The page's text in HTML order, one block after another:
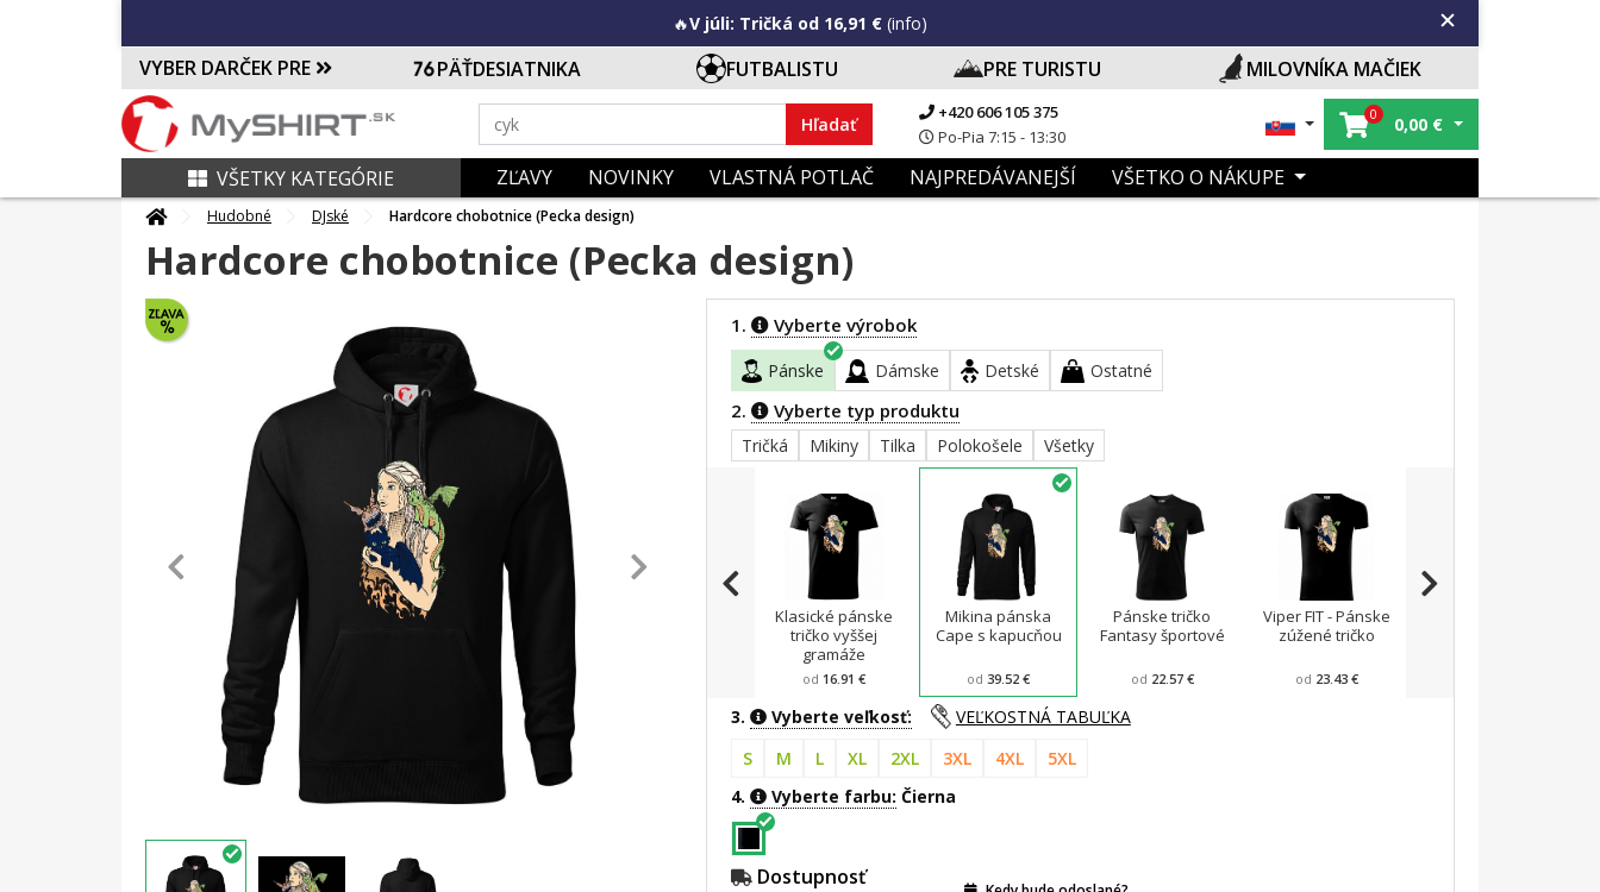
🔥V júli: Tričká od 16,91 € (info)
VYBER DARČEK PRE PÄŤDESIATNIKA FUTBALISTU PRE TURISTU MILOVNÍKA MAČIEK
Hľadať
+420 606 105 375
Po-Pia 7:15 - 13:30
0 0,00 €
VŠETKY KATEGÓRIE ZĽAVY NOVINKY VLASTNÁ POTLAČ NAJPREDÁVANEJŠÍ VŠETKO O NÁKUPE
Hudobné DJské Hardcore chobotnice (Pecka design)
Hardcore chobotnice (Pecka design)
1. Vyberte výrobok
Pánske Dámske Detské Ostatné
2. Vyberte typ produktu
Tričká Mikiny Tilka Polokošele Všetky
Klasické pánske
tričko vyššej
gramáže
od 16.91 €
Mikina pánska
Cape s kapucňou
od 39.52 €
Pánske tričko
Fantasy športové
od 22.57 €
Viper FIT - Pánske
zúžené tričko
od 23.43 €
3. Vyberte veľkosť:
VEĽKOSTNÁ TABUĽKA
S
M L XL 2XL 3XL 4XL
5XL
4.
Vyberte farbu: Čierna
Dostupnosť